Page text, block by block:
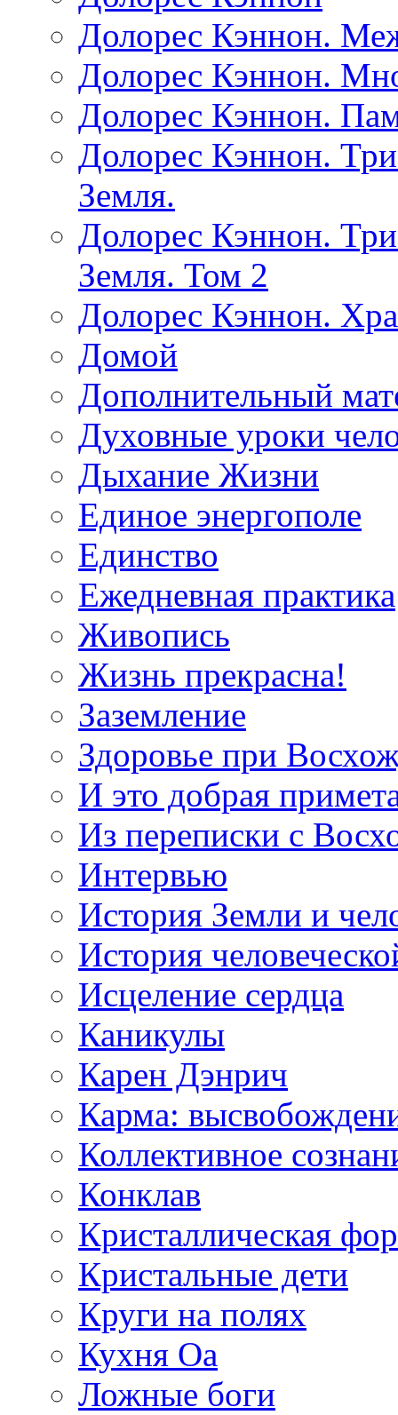
Долорес Кэннон.
Долорес Кэннон.
Долорес Кэннон.
Долорес Кэннон.
Земля.
Долорес Кэннон.
Земля. Том 2
Долорес Кэннон.
Домой
Дополнительный
Духовные уроки
Дыхание Жизни
Единое энергополе
Единство
Ежедневная практика
Живопись
Жизнь прекрасна!
Заземление
Здоровье при
И это добрая
Из переписки с
Интервью
История Земли и
История
Исцеление сердца
Каникулы
Карен Дэнрич
Карма:
Коллективное
Конклав
Кристаллическая
Кристальные дети
Круги на полях
Кухня Оа
Ложные боги